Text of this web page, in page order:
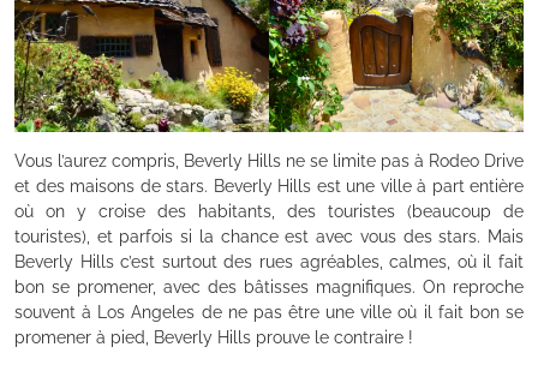
Vous l’aurez compris, Beverly Hills ne se limite pas à Rodeo Drive
et des maisons de stars. Beverly Hills est une ville à part entière
où on y croise des habitants, des touristes (beaucoup de
touristes), et parfois si la chance est avec vous des stars. Mais
Beverly Hills c’est surtout des rues agréables, calmes, où il fait
bon se promener, avec des bâtisses magnifiques. On reproche
souvent à Los Angeles de ne pas être une ville où il fait bon se
promener à pied, Beverly Hills prouve le contraire !